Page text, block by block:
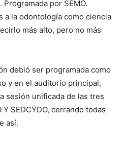
Programada por SEMO.
a la odontología como ciencia
más alto, pero no más
debió ser programada como
y en el auditorio principal,
sesión unificada de las tres
Y SEDCYDO, cerrando todas
así.